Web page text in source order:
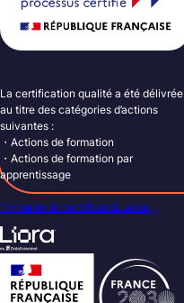
La certification qualité a été délivrée
au titre des catégories d’actions
suivantes :
・Actions de formation
・Actions de formation par
apprentissage
Consulter le certificat Qualiopi